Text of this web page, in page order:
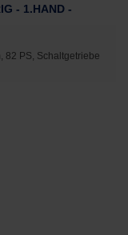
- 1.HAND -
82 PS, Schaltgetriebe